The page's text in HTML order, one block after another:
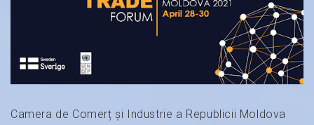
Camera de Comerț și Industrie a Republicii Moldova